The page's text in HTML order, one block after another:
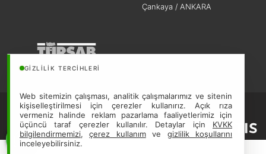
GIZLILIK TERCIHLERI
Web sitemizin çalışması, analitik çalışmalarımız ve sitenin
kişiselleştirilmesi için çerezler kullanırız. Açık rıza
vermeniz halinde reklam pazarlama faaliyetlerimiz için
üçüncü taraf çerezler kullanılır. Detaylar için KVKK
bilgilendirmemizi,çerez kullanımve gizlilik koşullarını
inceleyebilirsiniz.
Çankaya / ANKARA
Gezen Ankara Turizm Seyahat Acentası - Türsab: 10931
Hizmet
Sözleşmesi
Gizlilik Sözleşmesi